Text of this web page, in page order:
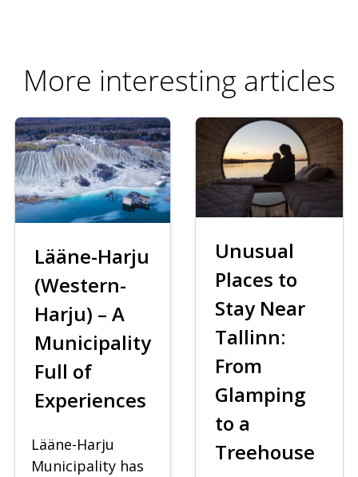
More interesting articles
Lääne-Harju
(Western-
Harju) – A
Municipality
Full of
Experiences
Lääne-Harju
Municipality has
Unusual
Places to
Stay Near
Tallinn:
From
Glamping
to a
Treehouse